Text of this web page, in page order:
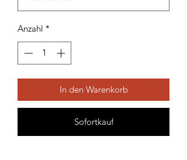
Anzahl *
In den Warenkorb
Sofortkauf